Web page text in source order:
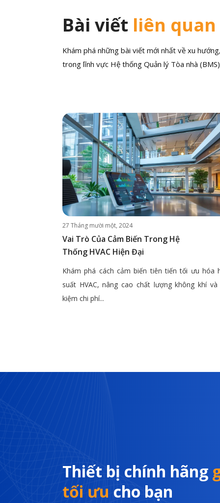
Bài viết liên quan
Khám phá những bài viết mới nhất về xu
trong lĩnh vực Hệ thống Quản lý Tòa nhà
27 Tháng mười một, 2024
Vai Trò Của Cảm Biến Trong Hệ
Thống HVAC Hiện Đại
Khám phá cách cảm biến tiên tiến tối ưu hóa
suất HVAC, nâng cao chất lượng không khí
kiệm chi phí...
Thiết bị chính hãng
tối ưu cho bạn